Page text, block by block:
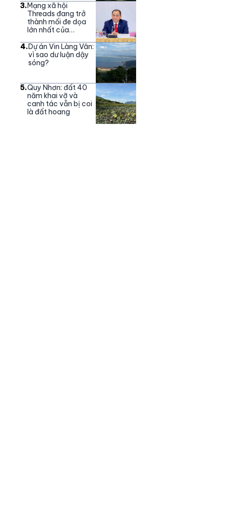
3.Mạng xã hội
Threads đang trở
thành mối đe dọa
lớn nhất của
4.Dự án Vin Làng Vân:
vì sao dư luận dậy
sóng?
5.Quy Nhơn: đất 40
năm khai vỡ và
canh tác vẫn bị coi
là đất hoang